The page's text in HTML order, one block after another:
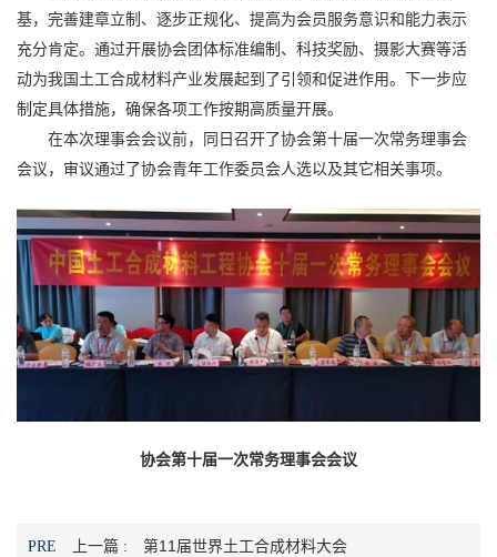
基，完善建章立制、逐步正规化、提高为会员服务意识和能力表示
充分肯定。通过开展协会团体标准编制、科技奖励、摄影大赛等活
动为我国土工合成材料产业发展起到了引领和促进作用。下一步应
制定具体措施，确保各项工作按期高质量开展。
在本次理事会会议前，同日召开了协会第十届一次常务理事会
会议，审议通过了协会青年工作委员会人选以及其它相关事项。
协会第十届一次常务理事会会议
PRE 上一篇 : 第11届世界土工合成材料大会